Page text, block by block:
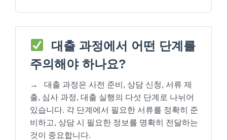
대출 과정에서 어떤 단계를
주의해야 하나요?
→
대출 과정은 사전 준비, 상담 신청, 서류 제
출, 심사 과정, 대출 실행의 다섯 단계로 나뉘어
있습니다. 각 단계에서 필요한 서류를 정확히 준
비하고, 상담 시 필요한 정보를 명확히 전달하는
것이 중요합니다.